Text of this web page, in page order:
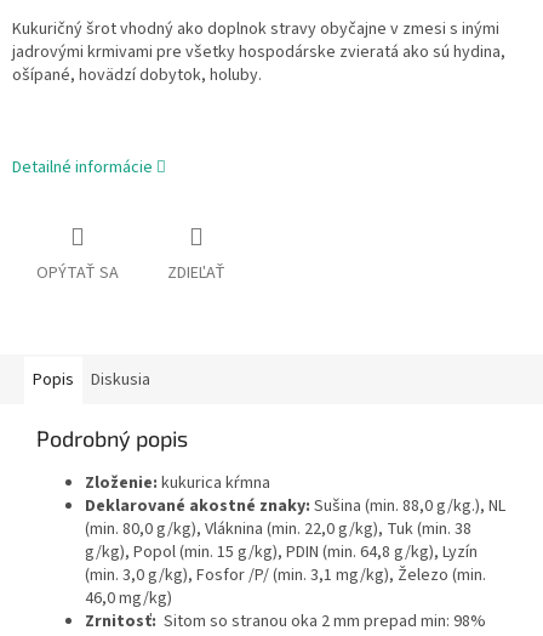
Kukuričný šrot vhodný ako doplnok stravy obyčajne v zmesi s inými
jadrovými krmivami pre všetky hospodárske zvieratá ako sú hydina,
ošípané, hovädzí dobytok, holuby.
Detailné informácie
OPÝTAŤ SA ZDIEĽAŤ
Popis Diskusia
Podrobný popis
Zloženie: kukurica kŕmna
Deklarované akostné znaky: Sušina (min. 88,0 g/kg.), NL
(min. 80,0 g/kg), Vláknina (min. 22,0 g/kg), Tuk (min. 38
g/kg), Popol (min. 15 g/kg), PDIN (min. 64,8 g/kg), Lyzín
(min. 3,0 g/kg), Fosfor /P/ (min. 3,1 mg/kg), Železo (min.
46,0 mg/kg)
Zrnitosť: Sitom so stranou oka 2 mm prepad min: 98%